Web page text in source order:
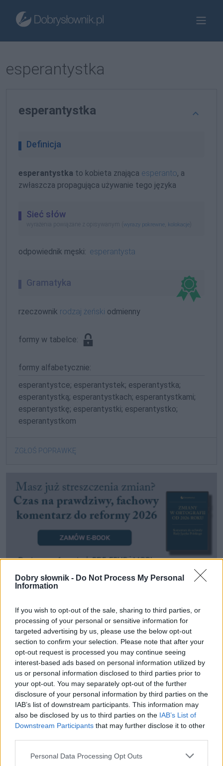
Dobry słownik - Do Not Process My Personal
Information
If you wish to opt-out of the sale, sharing to third parties, or
processing of your personal or sensitive information for
targeted advertising by us, please use the below opt-out
section to confirm your selection. Please note that after your
opt-out request is processed you may continue seeing
interest-based ads based on personal information utilized by
us or personal information disclosed to third parties prior to
your opt-out. You may separately opt-out of the further
disclosure of your personal information by third parties on the
IAB’s list of downstream participants. This information may
also be disclosed by us to third parties on the IAB’s List of
Downstream Participants that may further disclose it to other
Please note that this website/app uses one or more Google
Personal Data Processing Opt Outs
esperantystka
esperantystka
Definicja
esperantystka to kobieta znająca esperanto, a
zwłaszcza propagująca używanie tego języka
Sieć słów
wyrażenia powiązane z opisywanym ( wyrazy pokrewne kolokacje
odpowiednik męski: esperantysta
Gramatyka
rzeczownik rodzaj żeński odmienny
formy w tabelce:
formy alfabetycznie:
esperantystce; esperantystek; esperantystka;
esperantystką; esperantystkach; esperantystkami;
esperantystkę; esperantystki; esperantystko;
esperantystkom
ZGŁOŚ POPRAWKĘ
Zobacz, co zyskują abonenci Dobrego słownika.
SPRAWDŹ
Często sprawdzane
Opieramy się na przyimku
Dodatni przysłówek w połączeniu z
rozczarować
Kilka wisien?
Ciekawostki